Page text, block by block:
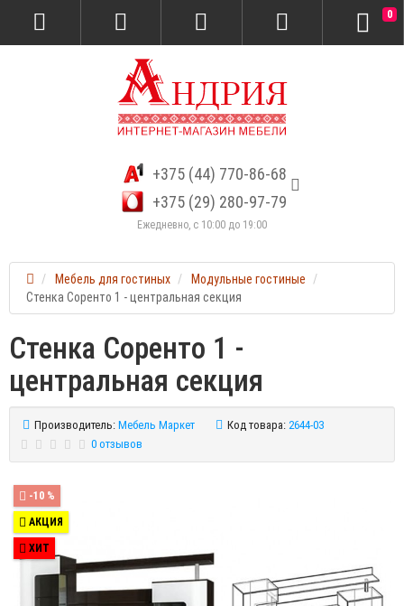
+375 (44) 770-86-68
+375 (29) 280-97-79
Ежедневно, с 10:00 до 19:00
0
Мебель для гостиных
Модульные гостиные
Стенка Соренто 1 - центральная секция
Стенка Соренто 1 -
центральная секция
Производитель: Мебель Маркет Код товара: 2644-03
0 отзывов
-10 %
АКЦИЯ
ХИТ